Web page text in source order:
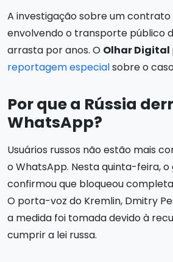
A investigação sobre um
envolvendo o transporte público
arrasta por anos. O Olhar Digital
reportagem especialsobre o
Por que a Rússia
WhatsApp?
Usuários russos não estão mais
o WhatsApp. Nesta quinta-feira,
confirmou que bloqueou
O porta-voz do Kremlin, Dmitry
a medida foi tomada devido à
cumprir a lei russa.